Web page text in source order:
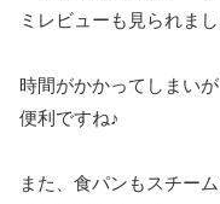
ミレビューも見られまし
時間がかかってしまい
便利ですね♪
また、食パンもスチー